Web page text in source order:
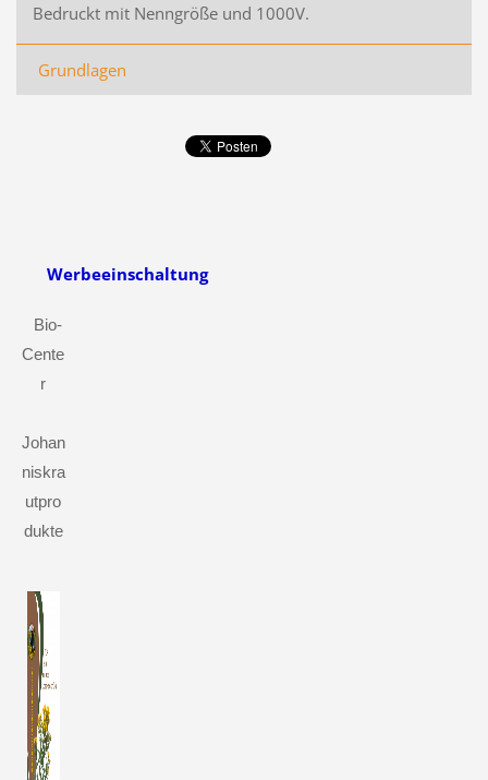
Bedruckt mit Nenngröße und 1000V.
Grundlagen
Werbeeinschaltung
Bio-
Cente
r
Johan
niskra
utpro
dukte